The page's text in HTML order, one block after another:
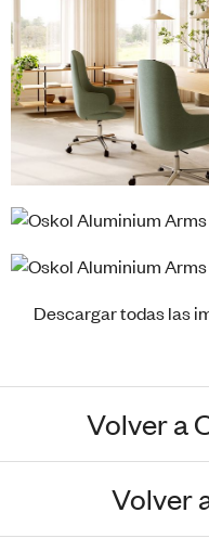
Descargar todas las
Volver a
Volver